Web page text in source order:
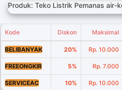
Produk: Teko Listrik Pemanas air-
Kode Diskon Maksimal
BELIBANYAK 20% Rp. 10.000
FREEONGKIR 5% Rp. 7.000
SERVICEAC 10% Rp. 10.000